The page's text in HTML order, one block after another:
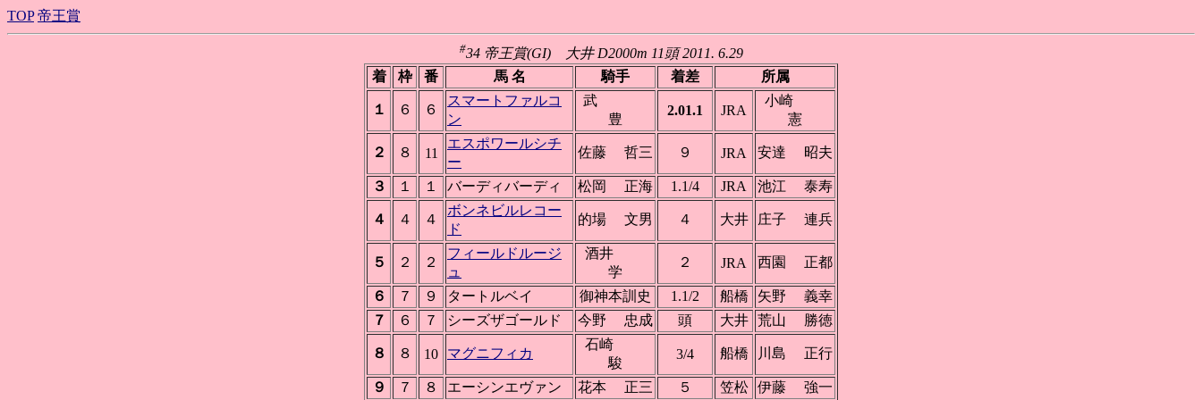
TOP 帝王賞
#34 帝王賞(GI) 大井 D2000m 11頭 2011. 6.29
着
枠 番 馬 名 騎手 着差 所属
１ ６ ６
スマートファルコ
ン
武
豊
2.01.1 JRA
小崎
憲
２ ８ 11
エスポワールシチ
ー
佐藤 哲三 ９ JRA 安達 昭夫
３ １ １ バーディバーディ 松岡 正海 1.1/4 JRA 池江 泰寿
４ ４ ４
ボンネビルレコー
ド
的場 文男 ４ 大井 庄子 連兵
５ ２ ２
フィールドルージ
ュ
酒井
学
２ JRA 西園 正都
６ ７ ９ タートルベイ 御神本訓史 1.1/2 船橋
矢野 義幸
７
６ ７ シーズザゴールド 今野 忠成 頭 大井 荒山 勝徳
８ ８ 10 マグニフィカ
石崎
駿
3/4 船橋 川島 正行
９ ７ ８ エーシンエヴァン 花本 正三 ５ 笠松
伊藤 強一